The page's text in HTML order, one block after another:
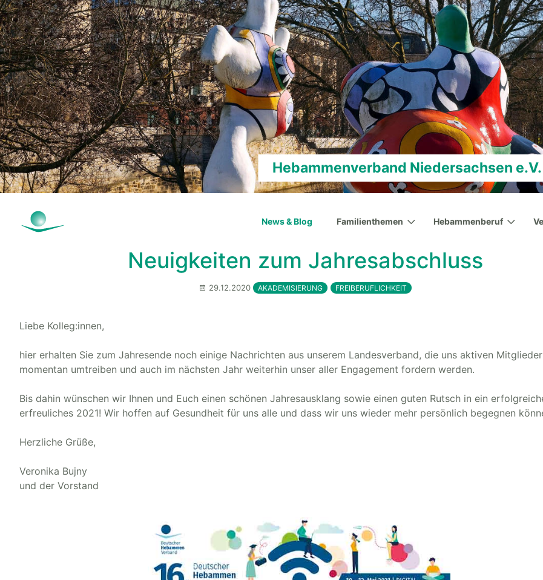
Hebammenverband Niedersachsen e.V.
News & Blog Familienthemen Hebammenberuf
Neuigkeiten zum Jahresabschluss
29.12.2020 AKADEMISIERUNG FREIBERUFLICHKEIT
Liebe Kolleg:innen,
hier erhalten Sie zum Jahresende noch einige Nachrichten aus unserem Landesverband, die uns aktiven Mitglieder
momentan umtreiben und auch im nächsten Jahr weiterhin unser aller Engagement fordern werden.
Bis dahin wünschen wir Ihnen und Euch einen schönen Jahresausklang sowie einen guten Rutsch in ein
erfreuliches 2021! Wir hoffen auf Gesundheit für uns alle und dass wir uns wieder mehr persönlich begegnen
Herzliche Grüße,
Veronika Bujny
und der Vorstand